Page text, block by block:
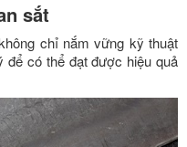
sắt
chỉ nắm vững kỹ thuật
có thể đạt được hiệu quả